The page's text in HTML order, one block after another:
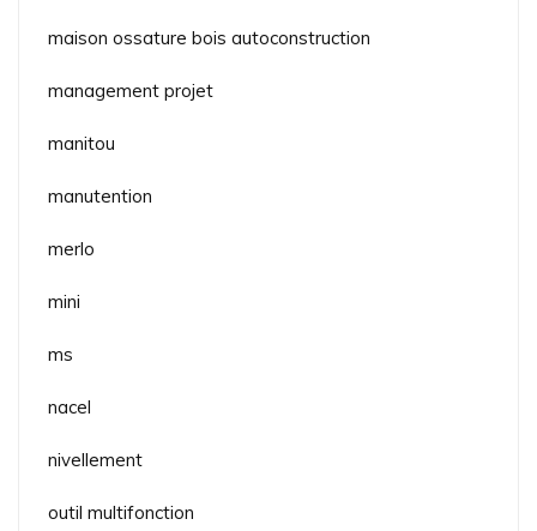
maison ossature bois autoconstruction
management projet
manitou
manutention
merlo
mini
ms
nacel
nivellement
outil multifonction